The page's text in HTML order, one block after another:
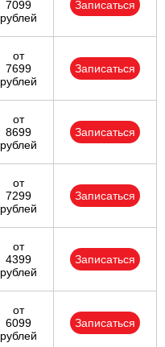
7099
рублей
Записаться
от
7699
рублей
Записаться
от
8699
рублей
Записаться
от
7299
рублей
Записаться
от
4399
рублей
Записаться
от
6099
рублей
Записаться